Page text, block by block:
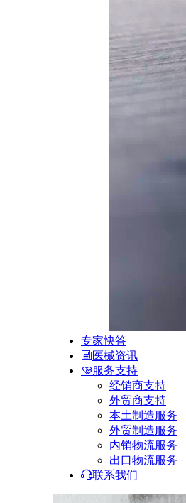
专家快答
医械资讯
服务支持
经销商支持
外贸商支持
本土制造服务
外贸制造服务
内销物流服务
出口物流服务
联系我们